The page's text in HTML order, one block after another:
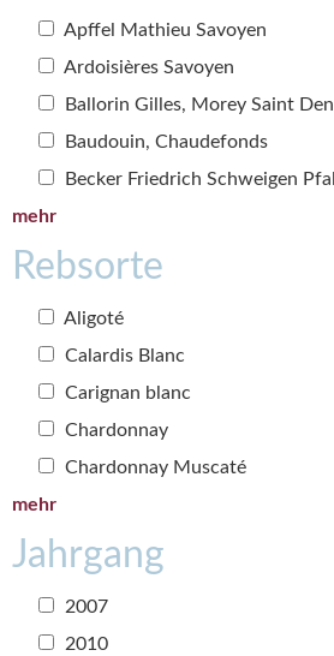
Apffel Mathieu Savoyen
Ardoisières Savoyen
Ballorin Gilles, Morey Saint
Baudouin, Chaudefonds
Becker Friedrich Schweigen
mehr
Rebsorte
Aligoté
Calardis Blanc
Carignan blanc
Chardonnay
Chardonnay Muscaté
mehr
Jahrgang
2007
2010